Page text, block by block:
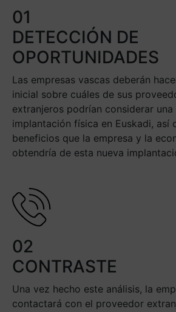
01
DETECCIÓN DE
OPORTUNIDADES
Las empresas vascas deberán
inicial sobre cuáles de sus
extranjeros podrían considerar
implantación física en Euskadi, así
beneficios que la empresa y la
obtendría de esta nueva
02
CONTRASTE
Una vez hecho este análisis, la
contactará con el proveedor